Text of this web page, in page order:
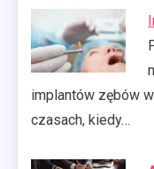
implantów zębów
czasach, kiedy…